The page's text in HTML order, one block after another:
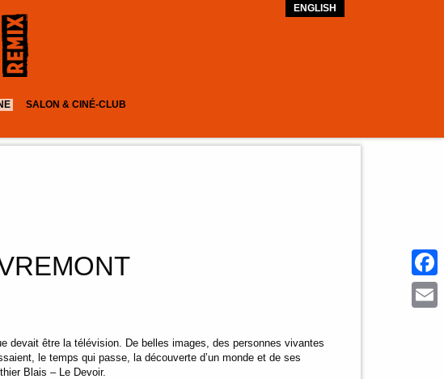
ENGLISH
SALON & CINÉ-CLUB
devait être la télévision. De belles images, des personnes vivantes
le temps qui passe, la découverte d’un monde et de ses
Blais – Le Devoir.